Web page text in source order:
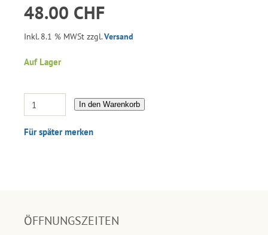
48.00 CHF
Inkl. 8.1 % MWSt zzgl.Versand
Auf Lager
In den Warenkorb
Für später merken
ÖFFNUNGSZEITEN